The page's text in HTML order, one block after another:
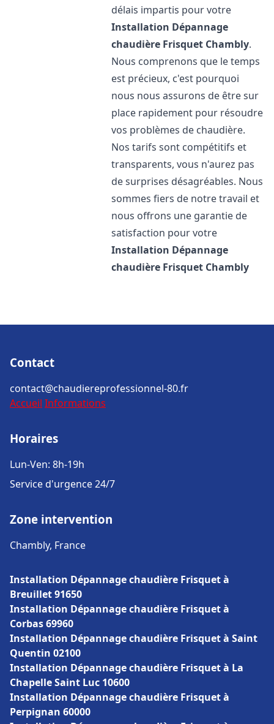
délais impartis pour votre
Installation Dépannage
chaudière Frisquet Chambly.
Nous comprenons que le temps
est précieux, c'est pourquoi
nous nous assurons de être sur
place rapidement pour résoudre
vos problèmes de chaudière.
Nos tarifs sont compétitifs et
transparents, vous n'aurez pas
de surprises désagréables. Nous
sommes fiers de notre travail et
nous offrons une garantie de
satisfaction pour votre
Installation Dépannage
chaudière Frisquet Chambly
Contact
contact@chaudiereprofessionnel-80.fr
Accueil Informations
Horaires
Lun-Ven: 8h-19h
Service d'urgence 24/7
Zone intervention
Chambly, France
Installation Dépannage chaudière Frisquet à
Breuillet 91650
Installation Dépannage chaudière Frisquet à
Corbas 69960
Installation Dépannage chaudière Frisquet à Saint
Quentin 02100
Installation Dépannage chaudière Frisquet à La
Chapelle Saint Luc 10600
Installation Dépannage chaudière Frisquet à
Perpignan 60000